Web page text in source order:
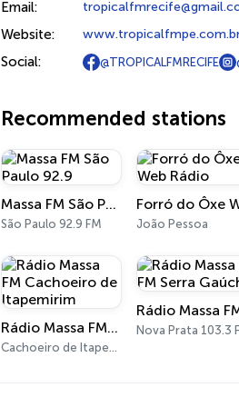
Email:
Website:
Social: @TROPICALFMRECIFE
Recommended stations
Massa FM São Paulo 92.9
São Paulo 92.9 FM João Pessoa
Rádio Massa FM Cachoeiro de Itapemirim
Cachoeiro de Itapemirim 90.9 FM
Nova Prata 103.3